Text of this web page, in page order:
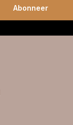
Abonneer